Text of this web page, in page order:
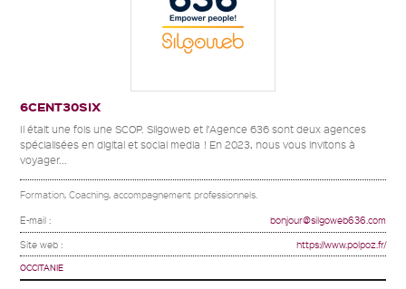
6CENT30SIX
Il était une fois une SCOP. Silgoweb et l’Agence 636 sont deux agences
spécialisées en digital et social media ! En 2023, nous vous invitons à
voyager...
Formation, Coaching, accompagnement professionnels.
E-mail : bonjour@silgoweb636.com
Site web : https://www.polpoz.fr/
OCCITANIE